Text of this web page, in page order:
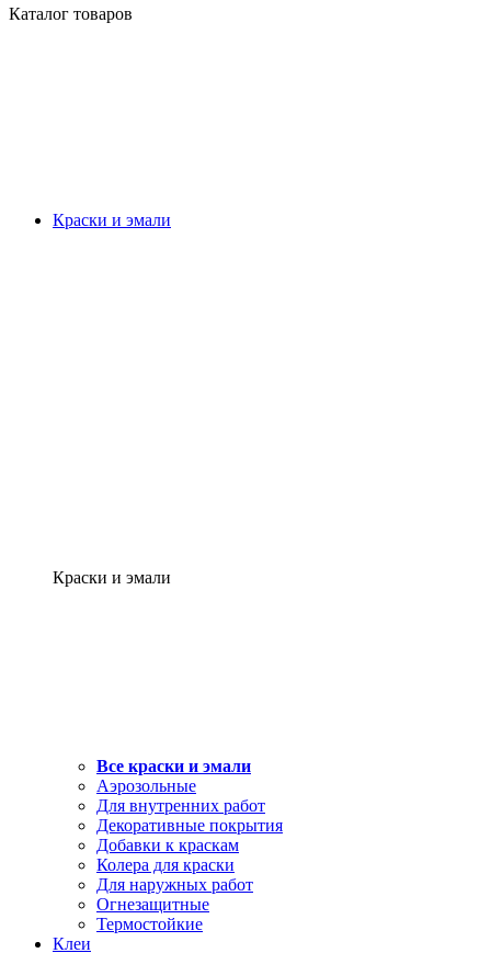
Каталог товаров
Краски и эмали
Краски и эмали
Все краски и эмали
Аэрозольные
Для внутренних работ
Декоративные покрытия
Добавки к краскам
Колера для краски
Для наружных работ
Огнезащитные
Термостойкие
Клеи